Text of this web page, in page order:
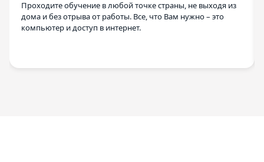
Проходите обучение в любой точке страны, не выходя из
дома и без отрыва от работы. Все, что Вам нужно – это
компьютер и доступ в интернет.